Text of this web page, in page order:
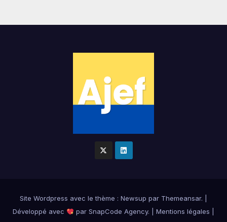
Site Wordpress avec le thème : Newsup par Themeansar.
Développé avec
par SnapCode Agency. Mentions légales